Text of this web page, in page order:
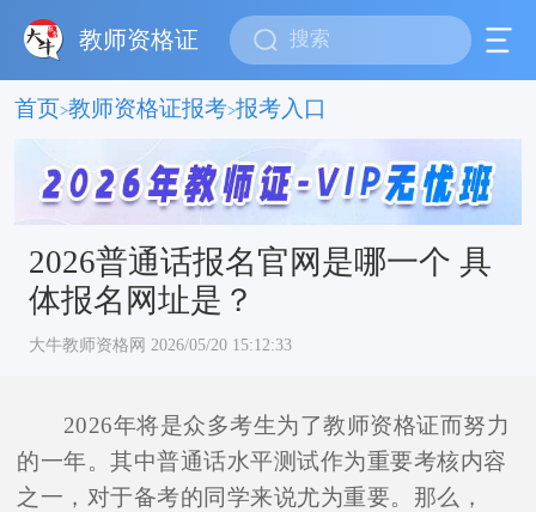
教师资格证
首页>教师资格证报考>报考入口
2026普通话报名官网是哪一个 具
体报名网址是？
大牛教师资格网 2026/05/20 15:12:33
2026年将是众多考生为了教师资格证而努力
的一年。其中普通话水平测试作为重要考核内容
之一，对于备考的同学来说尤为重要。那么，